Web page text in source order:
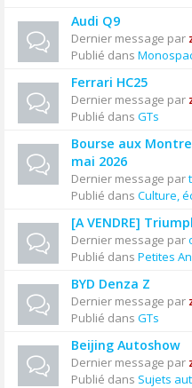
Audi Q9
Dernier message par
Publié dans
Ferrari HC25
Dernier message par
Publié dans GTs
Bourse aux
mai 2026
Dernier message par
Publié dans Culture,
[A VENDRE]
Dernier message par
Publié dans Petites
BYD Denza Z
Dernier message par
Publié dans GTs
Beijing Autoshow
Dernier message par
Publié dans Sujets